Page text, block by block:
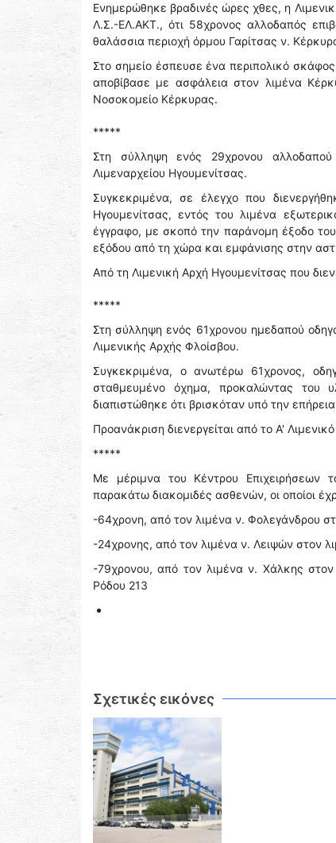
Ενημερώθηκε βραδινές ώρες χθες, η
Λ.Σ.-ΕΛ.ΑΚΤ., ότι 58χρονος αλλοδαπός
θαλάσσια περιοχή όρμου Γαρίτσας ν.
Στο σημείο έσπευσε ένα περιπολικό
αποβίβασε με ασφάλεια στον λιμένα
Νοσοκομείο Κέρκυρας.
*****
Στη σύλληψη ενός 29χρονου
Λιμεναρχείου Ηγουμενίτσας.
Συγκεκριμένα, σε έλεγχο που
Ηγουμενίτσας, εντός του λιμένα
έγγραφο, με σκοπό την παράνομη έξοδο
εξόδου από τη χώρα και εμφάνισης στην
Από τη Λιμενική Αρχή Ηγουμενίτσας που
*****
Στη σύλληψη ενός 61χρονου ημεδαπού
Λιμενικής Αρχής Φλοίσβου.
Συγκεκριμένα, ο ανωτέρω 61χρονος,
σταθμευμένο όχημα, προκαλώντας του
διαπιστώθηκε ότι βρισκόταν υπό την
Προανάκριση διενεργείται από το Α'
*****
Με μέριμνα του Κέντρου Επιχειρήσεων
παρακάτω διακομιδές ασθενών, οι οποίοι
-64χρονη, από τον λιμένα ν. Φολεγάνδρου
-24χρονης, από τον λιμένα ν. Λειψών στον
-79χρονου, από τον λιμένα ν. Χάλκης
Ρόδου 213
Σχετικές εικόνες